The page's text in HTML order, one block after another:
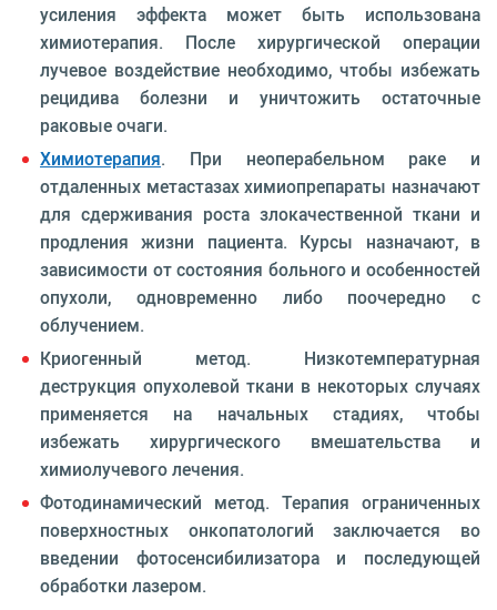
усиления эффекта может быть использована
химиотерапия. После хирургической операции
лучевое воздействие необходимо, чтобы избежать
рецидива болезни и уничтожить остаточные
раковые очаги.
Химиотерапия. При неоперабельном раке и
отдаленных метастазах химиопрепараты назначают
для сдерживания роста злокачественной ткани и
продления жизни пациента. Курсы назначают, в
зависимости от состояния больного и особенностей
опухоли, одновременно либо поочередно с
облучением.
Криогенный метод. Низкотемпературная
деструкция опухолевой ткани в некоторых случаях
применяется на начальных стадиях, чтобы
избежать хирургического вмешательства и
химиолучевого лечения.
Фотодинамический метод. Терапия ограниченных
поверхностных онкопатологий заключается во
введении фотосенсибилизатора и последующей
обработки лазером.